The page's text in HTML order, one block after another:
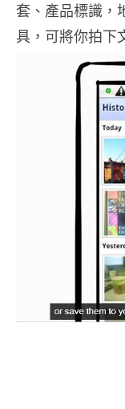
套、產品標識，
具，可將你拍下